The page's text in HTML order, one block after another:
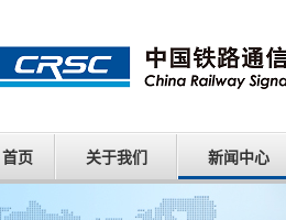
首页 关于我们 新闻中心